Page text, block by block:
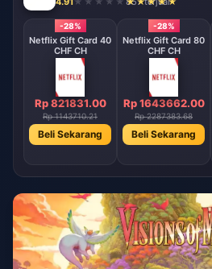
-28%
Netflix Gift Card 40
CHF CH
Rp 821831.00
Rp 1143710.21
Beli Sekarang
-28%
Netflix Gift Card 80
CHF CH
Rp 1643662.00
Rp 2287383.68
Beli Sekarang